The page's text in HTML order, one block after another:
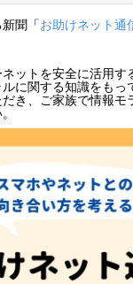
聞「お助けネット通
ットを安全に活用す
に関する知識をもっ
き、ご家族で情報モ